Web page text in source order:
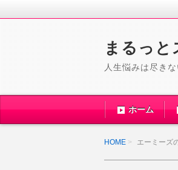
まるっと
人生悩みは尽き
ホーム
HOME エーミーズ